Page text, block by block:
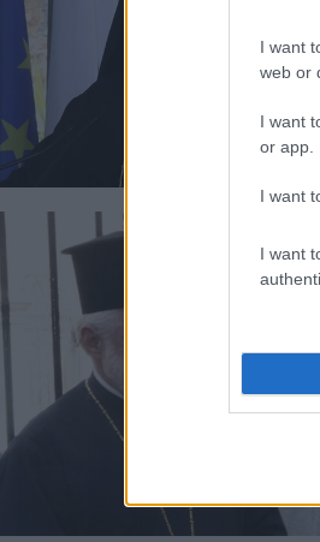
I want
web or
I want
or app.
I want
I want